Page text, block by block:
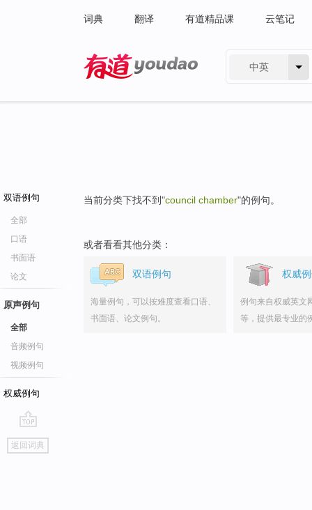
词典 翻译 有道精品课 云笔记
中英
双语例句
全部
口语
书面语
论文
原声例句
全部
音频例句
视频例句
权威例句
go
top
返回词典
当前分类下找不到"council chamber"的例句。
或者看看其他分类：
双语例句
海量例句，可以按难度查看口语、
书面语、论文例句。
权威
例句来自权威英文
等，提供最专业的